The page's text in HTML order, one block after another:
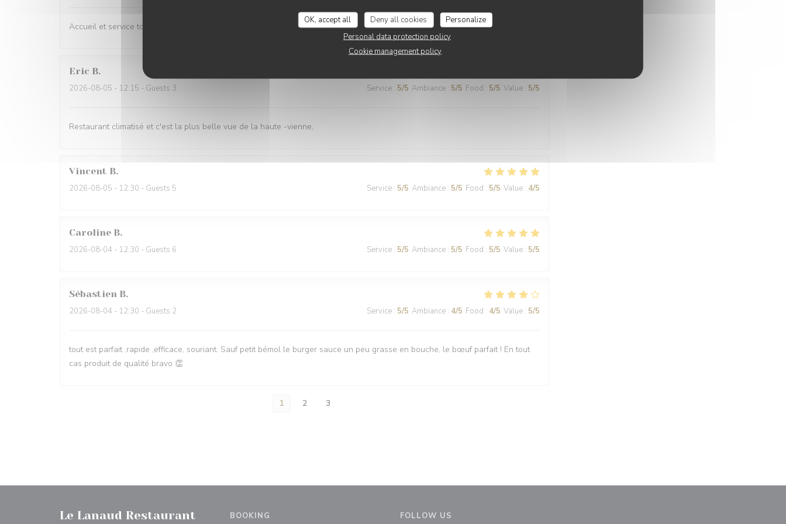
OK, accept all Deny all cookies
Personalize
Personal data protection policy
Cookie management policy
Accueil et service toujours efficace et agréable. Qualité des produits et soin dans la présentation.
Eric B
2026-08-05 - 12:15 - Guests 3 Service : 5/5 Ambiance : 5/5 Food : 5/5 Value : 5/5
Restaurant climatisé et c'est la plus belle vue de la haute -vienne,
Vincent B
2026-08-05 - 12:30 - Guests 5 Service : 5/5 Ambiance : 5/5 Food : 5/5 Value : 4/5
Caroline B
2026-08-04 - 12:30 - Guests 6 Service : 5/5 Ambiance : 5/5 Food : 5/5 Value : 5/5
Sébastien B
2026-08-04 - 12:30 - Guests 2 Service : 5/5 Ambiance : 4/5 Food : 4/5 Value : 5/5
tout est parfait ,rapide ,efficace, souriant. Sauf petit bémol le burger sauce un peu grasse en bouche, le bœuf parfait ! En tout
cas produit de qualité bravo 👏
1 2 3
Le Lanaud Restaurant BOOKING FOLLOW US